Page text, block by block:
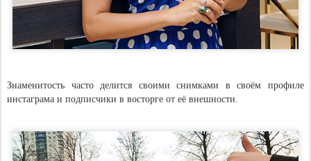
Знаменитость часто делится своими снимками в своём профиле
инстаграма и подписчики в восторге от её внешности.